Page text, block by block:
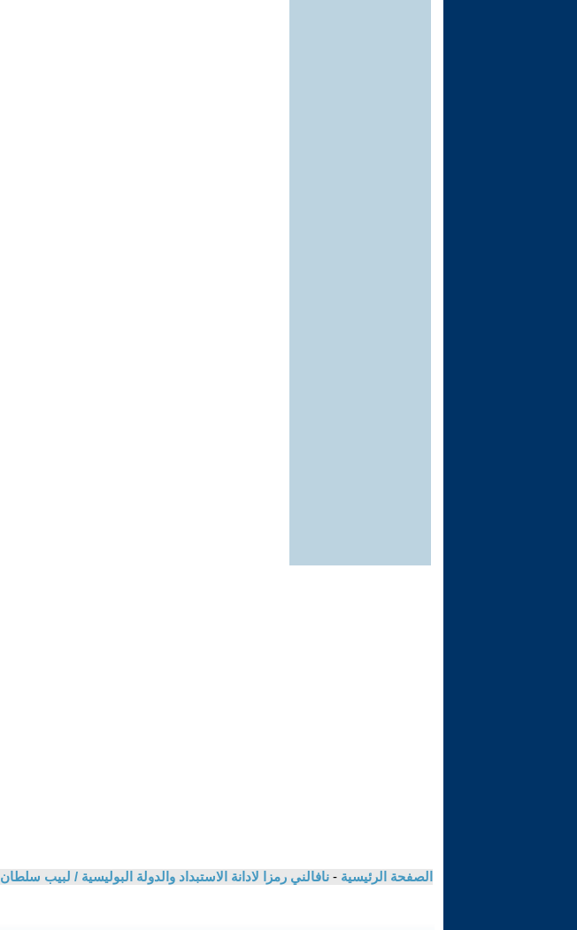
الصفحة الرئيسية - نافالني رمزا لادانة الاستبداد والدولة البوليسية / لبيب سلطان